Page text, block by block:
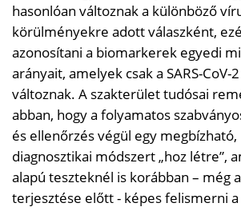
hasonlóan változnak a különböző
körülményekre adott válaszként,
azonosítani a biomarkerek egyedi
arányait, amelyek csak a SARS-
változnak. A szakterület tudósai
abban, hogy a folyamatos
és ellenőrzés végül egy
diagnosztikai módszert „hoz létre”,
alapú teszteknél is korábban – még
terjesztése előtt - képes felismerni